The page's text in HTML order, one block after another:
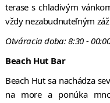
terase s chladivým
vždy nezabudnuteľným
Otváracia doba: 8:30 -
Beach Hut Bar
Beach Hut sa nachádza
na more a ponúka